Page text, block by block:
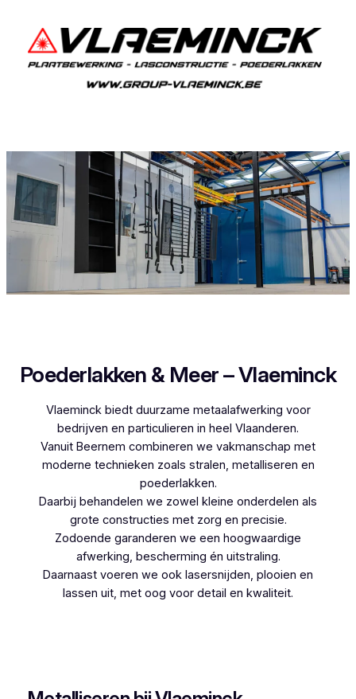
Poederlakken & Meer – Vlaeminck
Vlaeminck biedt duurzame metaalafwerking voor
bedrijven en particulieren in heel Vlaanderen.
Vanuit Beernem combineren we vakmanschap met
moderne technieken zoals stralen, metalliseren en
poederlakken.
Daarbij behandelen we zowel kleine onderdelen als
grote constructies met zorg en precisie.
Zodoende garanderen we een hoogwaardige
afwerking, bescherming én uitstraling.
Daarnaast voeren we ook lasersnijden, plooien en
lassen uit, met oog voor detail en kwaliteit.